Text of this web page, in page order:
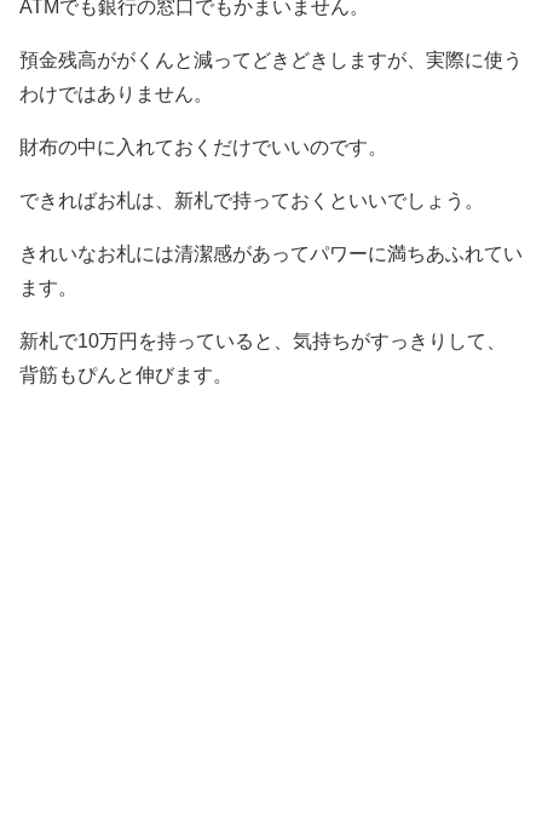
ATMでも銀行の窓口でもかまいません。
預金残高ががくんと減ってどきどきしますが、実際に使う
わけではありません。
財布の中に入れておくだけでいいのです。
できればお札は、新札で持っておくといいでしょう。
きれいなお札には清潔感があってパワーに満ちあふれてい
ます。
新札で10万円を持っていると、気持ちがすっきりして、
背筋もぴんと伸びます。